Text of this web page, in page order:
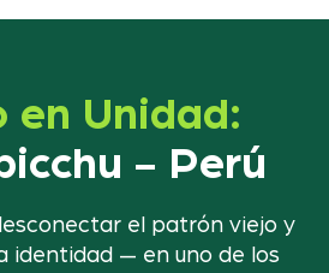
en Unidad:
- Perú
el patrón viejo y
identidad — en uno de los